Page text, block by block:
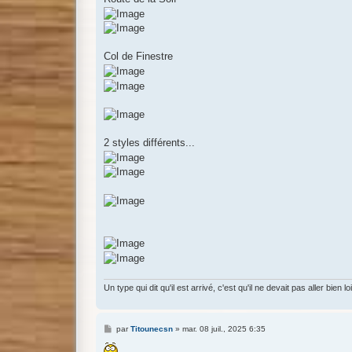
Col de Finestre
2 styles différents...
Un type qui dit qu'il est arrivé, c'est qu'il ne devait pas aller bien
M
s
parTitounecsn» mar. 08 juil., 2025 6:35